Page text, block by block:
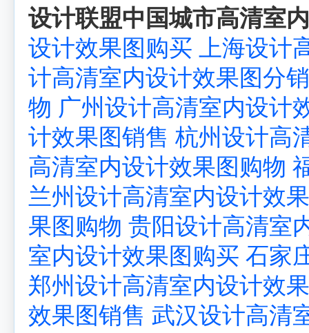
设计联盟中国城市高清室
设计效果图购买 上海设计
计高清室内设计效果图分销
物 广州设计高清室内设计
计效果图销售 杭州设计高
高清室内设计效果图购物
兰州设计高清室内设计效
果图购物 贵阳设计高清室
室内设计效果图购买 石家
郑州设计高清室内设计效
效果图销售 武汉设计高清